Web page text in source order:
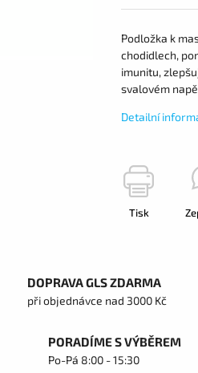
Podložka k
chodidlech,
imunitu,
svalovém
Detailní
Tisk
DOPRAVA GLS ZDARMA
při objednávce nad 3000 Kč
PORADÍME S VÝBĚREM
Po-Pá 8:00 - 15:30